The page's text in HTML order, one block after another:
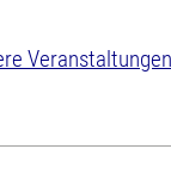
Veranstaltungen